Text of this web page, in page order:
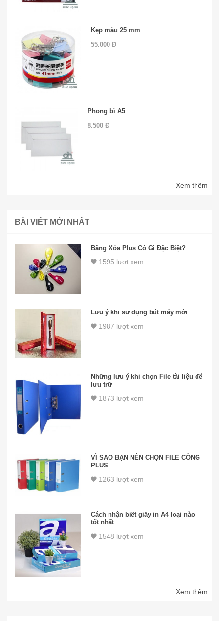
Kẹp màu 25 mm
55.000 Đ
Phong bì A5
8.500 Đ
Xem thêm
BÀI VIẾT MỚI NHẤT
Băng Xóa Plus Có Gì Đặc Biệt?
1595 lượt xem
Lưu ý khi sử dụng bút máy mới
1987 lượt xem
Những lưu ý khi chọn File tài liệu để
lưu trữ
1873 lượt xem
VÌ SAO BẠN NÊN CHỌN FILE CÒNG
PLUS
1263 lượt xem
Cách nhận biết giấy in A4 loại nào
tốt nhất
1548 lượt xem
Xem thêm